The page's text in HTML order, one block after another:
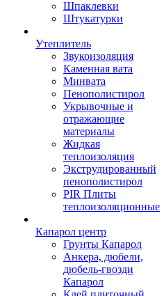
Шпаклевки
Штукатурки
Утеплитель
Звукоизоляция
Каменная вата
Минвата
Пенополистирол
Укрывочные и
отражающие
материалы
Жидкая
теплоизоляция
Экструдированный
пенополистирол
PIR Плиты
теплоизоляционные
Капарол центр
Грунты Капарол
Анкера, дюбели,
дюбель-гвозди
Капарол